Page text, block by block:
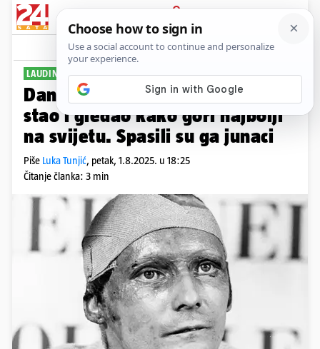
PRIJAVA
Sport Komentari
LAUDINA STRAŠNA NESREĆA
Dan kada je svijet na trenutak
stao i gledao kako gori najbolji
na svijetu. Spasili su ga junaci
Piše Luka Tunjić, petak, 1.8.2025. u 18:25
Čitanje članka: 3 min